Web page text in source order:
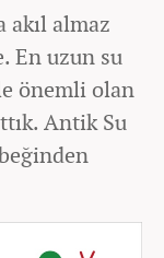
almaz
En uzun su
önemli olan
Antik Su